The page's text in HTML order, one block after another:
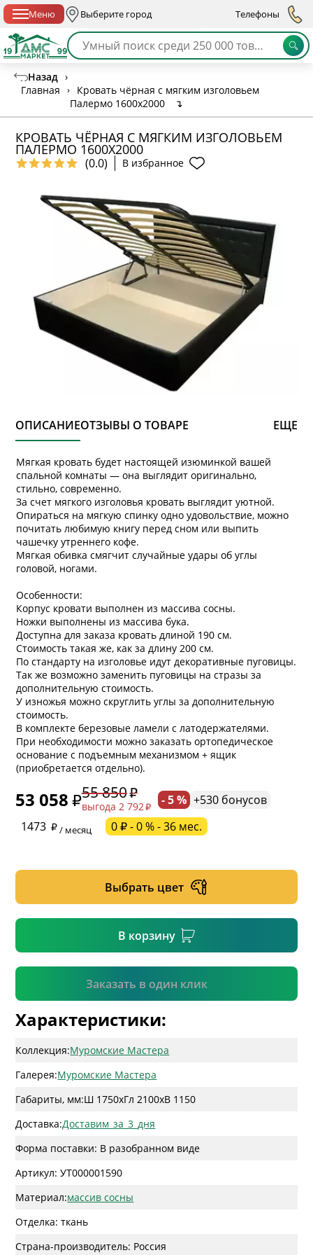
Меню Выберите город Телефоны
Назад ›
Главная
›
Кровать чёрная с мягким изголовьем
Палермо 1600х2000
↴
КРОВАТЬ ЧЁРНАЯ С МЯГКИМ ИЗГОЛОВЬЕМ
ПАЛЕРМО 1600Х2000
(0.0) В избранное
ОПИСАНИЕОТЗЫВЫ О ТОВАРЕ ЕЩЕ
Мягкая кровать будет настоящей изюминкой вашей
спальной комнаты — она выглядит оригинально,
стильно, современно.
За счет мягкого изголовья кровать выглядит уютной.
Опираться на мягкую спинку одно удовольствие, можно
почитать любимую книгу перед сном или выпить
чашечку утреннего кофе.
Мягкая обивка смягчит случайные удары об углы
головой, ногами.
Особенности:
Корпус кровати выполнен из массива сосны.
Ножки выполнены из массива бука.
Доступна для заказа кровать длиной 190 см.
Стоимость такая же, как за длину 200 см.
По стандарту на изголовье идут декоративные пуговицы.
Так же возможно заменить пуговицы на стразы за
дополнительную стоимость.
У изножья можно скруглить углы за дополнительную
стоимость.
В комплекте березовые ламели с латодержателями.
При необходимости можно заказать ортопедическое
основание с подъемным механизмом + ящик
(приобретается отдельно).
53 058 55 850
выгода 2 792 - 5 % +530 бонусов
1473
/ месяц 0 ₽ - 0 % - 36 мес.
Выбрать цвет
В корзину
Заказать в один клик
* обязательное поле
Подтвердить
Характеристики:
Коллекция:Муромские Мастера
Галерея:Муромские Мастера
Габариты, мм:Ш 1750xГл 2100xВ 1150
Доставка:Доставим_за_3_дня
Форма поставки: В разобранном виде
Артикул: УТ000001590
Материал:массив сосны
Отделка: ткань
Страна-производитель: Россия